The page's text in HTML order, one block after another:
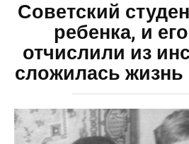
Советский
ребенка, и
отчислили из
сложилась жизнь